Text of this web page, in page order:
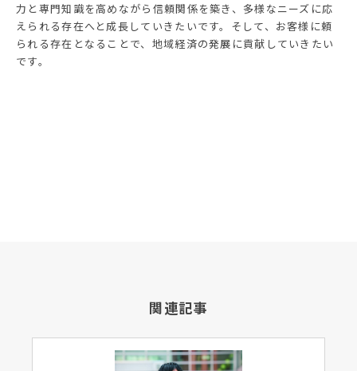
力と専門知識を高めながら信頼関係を築き、多様なニーズに応
えられる存在へと成長していきたいです。そして、お客様に頼
られる存在となることで、地域経済の発展に貢献していきたい
です。
関連記事